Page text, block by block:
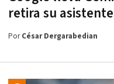
retira su
PorCésar Dergarabedian